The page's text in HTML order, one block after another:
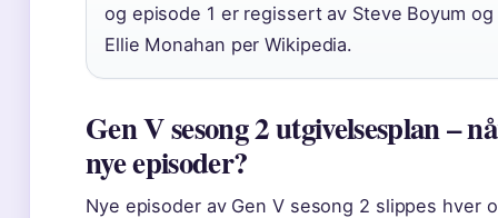
og episode 1 er regissert av Steve Boyum
Ellie Monahan per Wikipedia.
Gen V sesong 2 utgivelsesplan –
nye episoder?
Nye episoder av Gen V sesong 2 slippes hver